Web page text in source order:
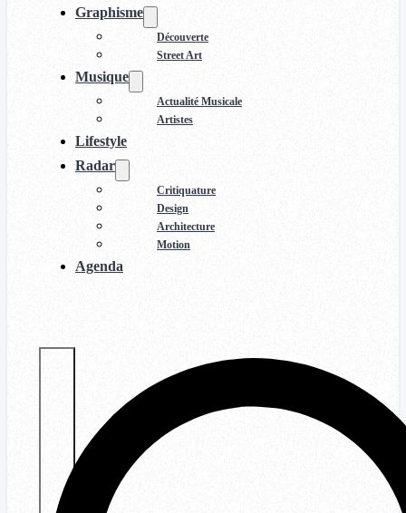
Graphisme
Découverte
Street Art
Musique
Actualité Musicale
Artistes
Lifestyle
Radar
Critiquature
Design
Architecture
Motion
Agenda